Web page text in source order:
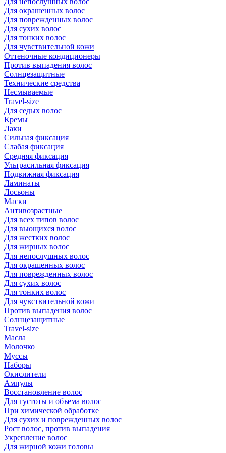
Для окрашенных волос
Для поврежденных волос
Для сухих волос
Для тонких волос
Для чувствительной кожи
Оттеночные кондиционеры
Против выпадения волос
Солнцезащитные
Технические средства
Несмываемые
Travel-size
Для седых волос
Кремы
Лаки
Сильная фиксация
Слабая фиксация
Средняя фиксация
Ультрасильная фиксация
Подвижная фиксация
Ламинаты
Лосьоны
Маски
Антивозрастные
Для всех типов волос
Для вьющихся волос
Для жестких волос
Для жирных волос
Для непослушных волос
Для окрашенных волос
Для поврежденных волос
Для сухих волос
Для тонких волос
Для чувствительной кожи
Против выпадения волос
Солнцезащитные
Travel-size
Масла
Молочко
Муссы
Наборы
Окислители
Ампулы
Восстановление волос
Для густоты и объема волос
При химической обработке
Для сухих и поврежденных волос
Рост волос, против выпадения
Укрепление волос
Для жирной кожи головы